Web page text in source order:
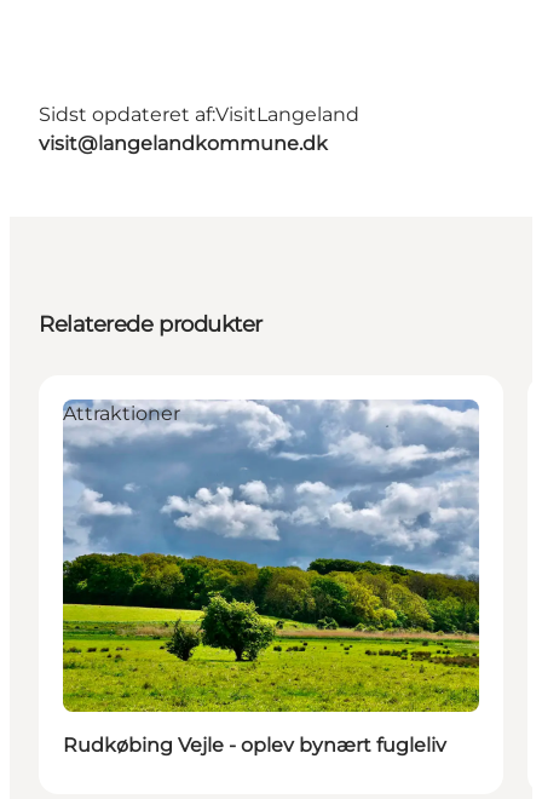
Sidst opdateret af:VisitLangeland
visit@langelandkommune.dk
Relaterede produkter
Attraktioner
Rudkøbing Vejle - oplev bynært fugleliv